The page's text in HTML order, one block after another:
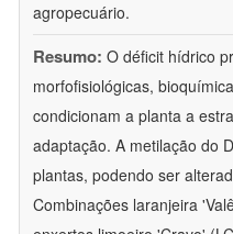
agropecuário.
Resumo: O déficit hídrico
morfofisiológicas,
condicionam a planta a
adaptação. A metilação do
plantas, podendo ser
Combinações laranjeira